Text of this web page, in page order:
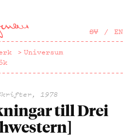
SV EN
Universum
1978
till Drei